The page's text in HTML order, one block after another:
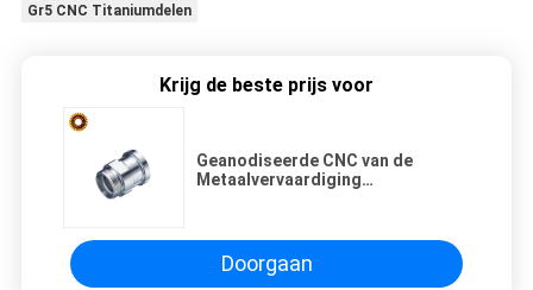
Gr5 CNC Titaniumdelen
Krijg de beste prijs voor
Geanodiseerde CNC van de
Metaalvervaardiging
Doorgaan